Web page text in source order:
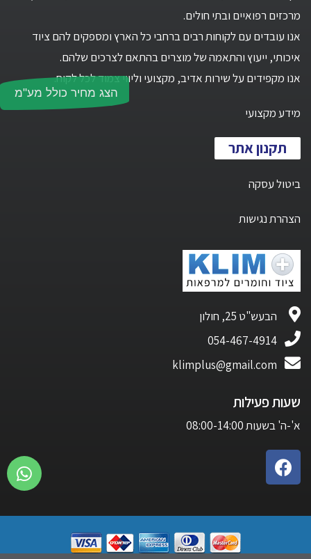
הצג מחיר כולל מע"מ
מרכזים רפואיים ובתי חולים.
אנו עובדים עם לקוחות רבים ברחבי כל הארץ ומספקים להם ציוד
איכותי, ייעוץ והתאמה של מוצרים בהתאם לצרכים שלהם.
אנו מקפידים על שירות אדיב, מקצועי וליווי צמוד לכל לקוח.
מידע מקצועי
תקנון אתר
ביטול עסקה
הצהרת נגישות
הבעש"ט 25, חולון
054-467-4914
klimplus@gmail.com
שעות פעילות
א'-ה' בשעות 08:00-14:00